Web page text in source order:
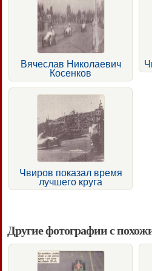
Вячеслав Николаевич
Косенков
Чвиров показал время
лучшего круга
Другие фотографии с